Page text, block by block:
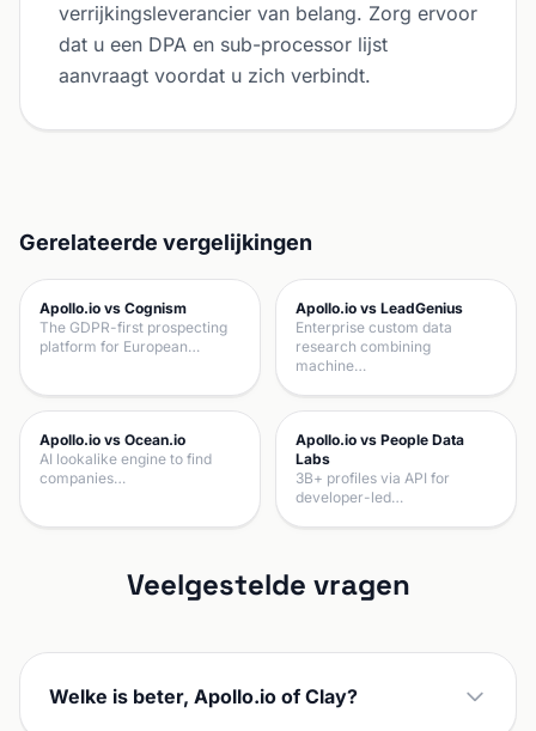
verrijkingsleverancier van belang. Zorg ervoor
dat u een DPA en sub-processor lijst
aanvraagt voordat u zich verbindt.
Gerelateerde vergelijkingen
Apollo.io vs Cognism
The GDPR-first prospecting
platform for European…
Apollo.io vs LeadGenius
Enterprise custom data
research combining
machine…
Apollo.io vs Ocean.io
AI lookalike engine to find
companies…
Apollo.io vs People Data
Labs
3B+ profiles via API for
developer-led…
Veelgestelde vragen
Welke is beter, Apollo.io of Clay?